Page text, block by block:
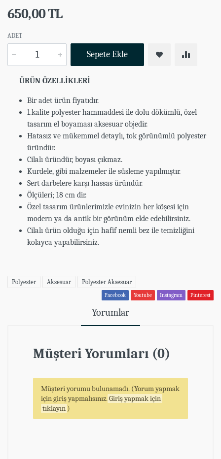
650,00 TL
ADET
Sepete Ekle
ÜRÜN ÖZELLİKLERİ
Bir adet ürün fiyatıdır.
1.kalite polyester hammaddesi ile dolu dökümlü, özel
tasarım el boyaması aksesuar objedir.
Hatasız ve mükemmel detaylı, tok görünümlü polyester
üründür.
Cilalı üründür, boyası çıkmaz.
Kurdele, gibi malzemeler ile süsleme yapılmıştır.
Sert darbelere karşı hassas üründür.
Ölçüleri; 18 cm dir.
Özel tasarım ürünlerimizle evinizin her köşesi için
modern ya da antik bir görünüm elde edebilirsiniz.
Cilalı ürün olduğu için hafif nemli bez ile temizliğini
kolayca yapabilirsiniz.
Polyester Aksesuar Polyester Aksesuar
Facebook Youtube Instagram Pinterest
Yorumlar
Müşteri Yorumları (0)
Müşteri yorumu bulunamadı. (Yorum yapmak
için giriş yapmalısınız.Giriş yapmak için
tıklayın )